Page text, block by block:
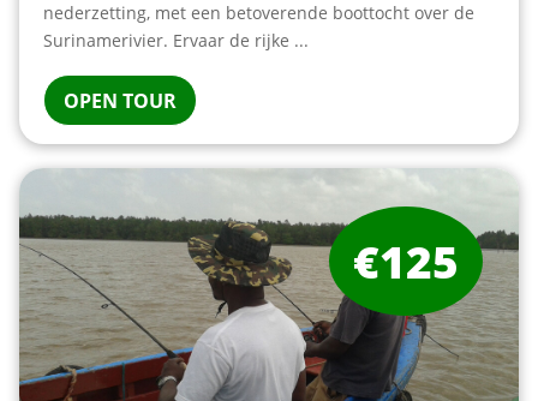
nederzetting, met een betoverende boottocht over de
Surinamerivier. Ervaar de rijke ...
OPEN TOUR
€125